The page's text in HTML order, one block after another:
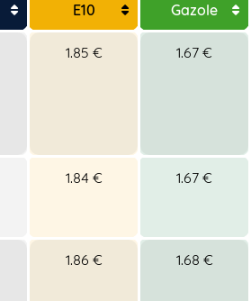
E10 Gazole
1.85 € 1.67 €
1.84 € 1.67 €
1.86 € 1.68 €